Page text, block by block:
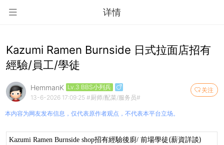
详情
Kazumi Ramen Burnside 日式拉面店招有
經驗/員工/學徒
关注
HemmanK Lv.3 BBS小列兵
13-6-2026 17:09:25 #厨师/配菜/服务员#
本内容为网友发布信息，仅代表原作者观点，不代表本平台立场。
Kazumi Ramen Burnside shop招有經驗後廚/前場學徒(薪資詳談)